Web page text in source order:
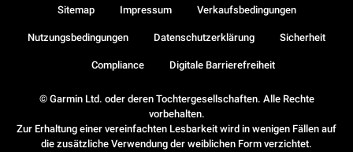
© Garmin Ltd. oder deren Tochtergesellschaften. Alle Rechte
vorbehalten.
Zur Erhaltung einer vereinfachten Lesbarkeit wird in wenigen Fällen auf
die zusätzliche Verwendung der weiblichen Form verzichtet.
Sitemap Impressum Verkaufsbedingungen
Nutzungsbedingungen Datenschutzerklärung Sicherheit
Compliance Digitale Barrierefreiheit